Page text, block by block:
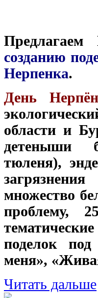
созданию
Нерпенка.
День
области и
детеныши
тюленя),
множество
проблему,
поделок
меня»,
Читать дальше